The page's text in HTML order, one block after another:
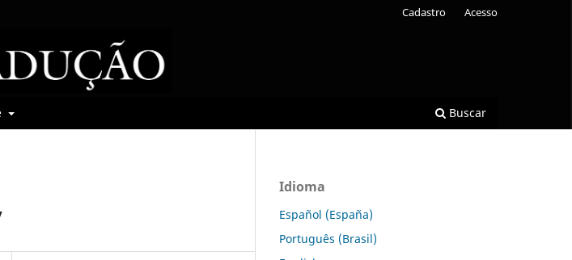
Buscar
Cadastro Acesso
Idioma
Español (España)
Português (Brasil)